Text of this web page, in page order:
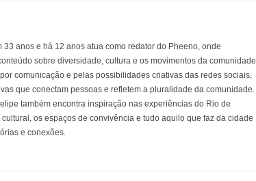
33 anos e há 12 anos atua como redator do Pheeno, onde
sobre diversidade, cultura e os movimentos da comunidade
comunicação e pelas possibilidades criativas das redes sociais,
que conectam pessoas e refletem a pluralidade da comunidade.
também encontra inspiração nas experiências do Rio de
os espaços de convivência e tudo aquilo que faz da cidade
e conexões.